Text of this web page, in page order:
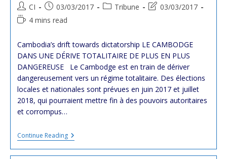
EN
Post
author:
CI
Post
published:
03/03/2017
PostTribune
Post03/03/2017
Reading4 mins read
Cambodia’s drift towards dictatorship LE CAMBODGE
DANS UNE DÉRIVE TOTALITAIRE DE PLUS EN PLUS
DANGEREUSE Le Cambodge est en train de dériver
dangereusement vers un régime totalitaire. Des élections
locales et nationales sont prévues en juin 2017 et juillet
2018, qui pourraient mettre fin à des pouvoirs autoritaires
et corrompus…
Continue ReadingLE
#CAMBODGE
DANS